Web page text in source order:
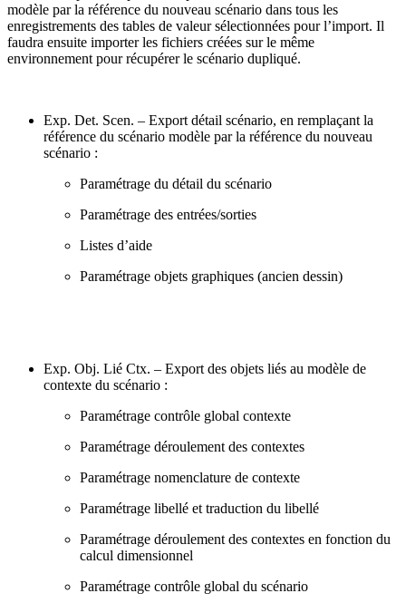
modèle par la référence du nouveau scénario dans tous les
enregistrements des tables de valeur sélectionnées pour l’import. Il
faudra ensuite importer les fichiers créées sur le même
environnement pour récupérer le scénario dupliqué.
Exp. Det. Scen. – Export détail scénario, en remplaçant la
référence du scénario modèle par la référence du nouveau
scénario :
Paramétrage du détail du scénario
Paramétrage des entrées/sorties
Listes d’aide
Paramétrage objets graphiques (ancien dessin)
Exp. Obj. Lié Ctx. – Export des objets liés au modèle de
contexte du scénario :
Paramétrage contrôle global contexte
Paramétrage déroulement des contextes
Paramétrage nomenclature de contexte
Paramétrage libellé et traduction du libellé
Paramétrage déroulement des contextes en fonction du
calcul dimensionnel
Paramétrage contrôle global du scénario